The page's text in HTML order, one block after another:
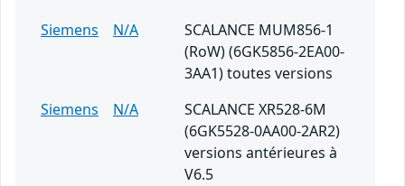
Siemens
N/A
SCALANCE MUM856-1
(RoW) (6GK5856-2EA00-
3AA1) toutes versions
Siemens
N/A
SCALANCE XR528-6M
(6GK5528-0AA00-2AR2)
versions antérieures à
V6.5